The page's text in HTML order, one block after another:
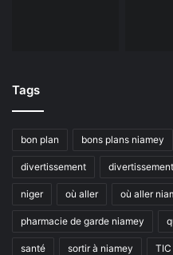
Tags
bon plan bons plans niamey
divertissement
niger où aller où aller
pharmacie de garde niamey
santé sortir à niamey TIC